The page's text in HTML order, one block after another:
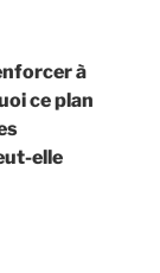
à
ce plan
elle